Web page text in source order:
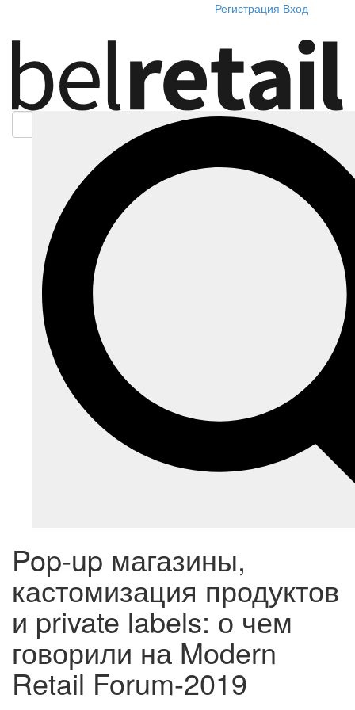
Регистрация Вход
Pop-up магазины,
кастомизация продуктов
и private labels: о чем
говорили на Modern
Retail Forum-2019